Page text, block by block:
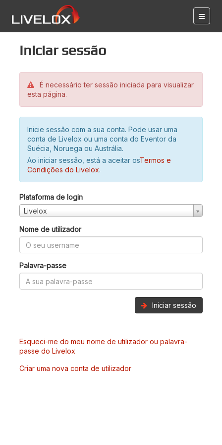
Iniciar sessão
É necessário ter sessão iniciada para visualizar
esta página.
Inicie sessão com a sua conta. Pode usar uma
conta de Livelox ou uma conta do Eventor da
Suécia, Noruega ou Austrália.
Ao iniciar sessão, está a aceitar osTermos e
Condições do Livelox.
Plataforma de login
Livelox
Nome de utilizador
Palavra-passe
Iniciar sessão
Esqueci-me do meu nome de utilizador ou palavra-
passe do Livelox
Criar uma nova conta de utilizador